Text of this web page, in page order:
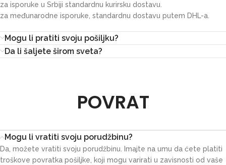
za isporuke u Srbiji standardnu kurirsku dostavu.
za međunarodne isporuke, standardnu dostavu putem DHL-a.
Mogu li pratiti svoju pošiljku?
Da li šaljete širom sveta?
POVRAT
Mogu li vratiti svoju porudžbinu?
Da, možete vratiti svoju porudžbinu. Imajte na umu da ćete platiti
troškove povratka pošiljke, koji mogu varirati u zavisnosti od vaše